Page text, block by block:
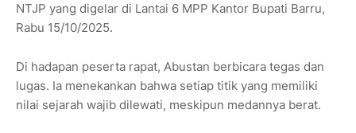
NTJP yang digelar di Lantai 6 MPP Kantor Bupati Barru,
Rabu 15/10/2025.
Di hadapan peserta rapat, Abustan berbicara tegas dan
lugas. Ia menekankan bahwa setiap titik yang memiliki
nilai sejarah wajib dilewati, meskipun medannya berat.